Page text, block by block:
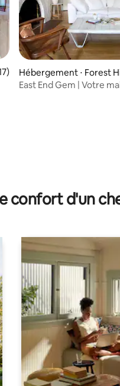
moyenne sur la base de
Hébergement ⋅ Forest
East End Gem | Votre
confort d'un